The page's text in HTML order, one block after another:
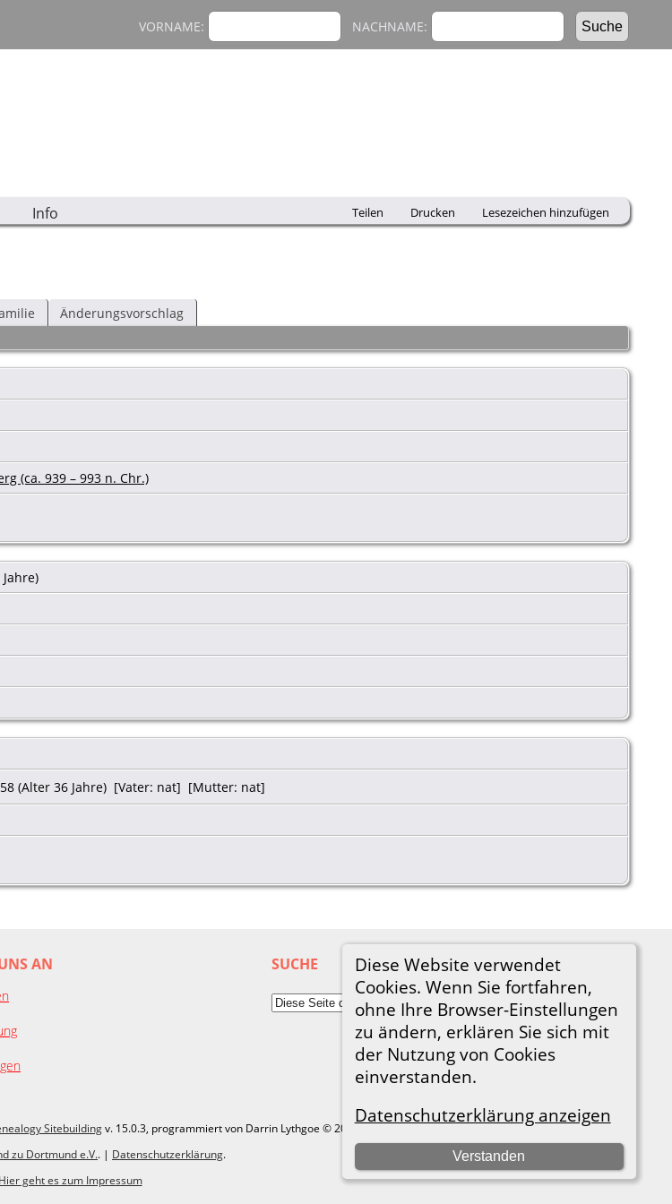
VORNAME: NACHNAME:
Info Teilen Drucken Lesezeichen hinzufügen
Diese Website verwendet
Cookies. Wenn Sie fortfahren,
ohne Ihre Browser-Einstellungen
zu ändern, erklären Sie sich mit
der Nutzung von Cookies
einverstanden.
Datenschutzerklärung anzeigen
Verstanden
Änderungsvorschlag
(ca. 939 – 993 n. Chr.)
(Alter 36 Jahre) [Vater: nat] [Mutter: nat]
AN SUCHE
Sitebuildingv. 15.0.3, programmiert von Darrin Lythgoe © 2001-2026.
zu Dortmund e.V.. | Datenschutzerklärung.
Hier geht es zum Impressum